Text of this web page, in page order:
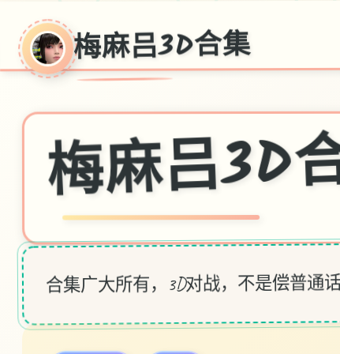
梅麻吕3D合集
梅麻吕3D
合集广大所有，3D对战，不是偿普通